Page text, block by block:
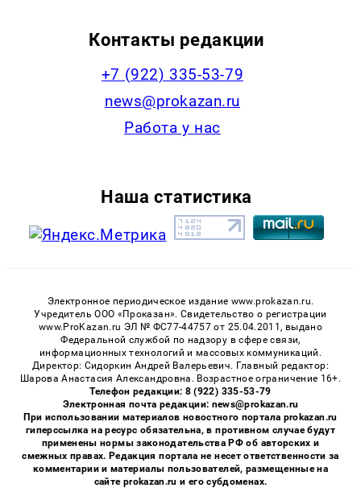
Контакты редакции
+7 (922) 335-53-79
news@prokazan.ru
Работа у нас
Наша статистика
Электронное периодическое издание www.prokazan.ru.
Учредитель ООО «Проказан». Cвидетельство о регистрации
www.ProKazan.ru ЭЛ № ФС77-44757 от 25.04.2011, выдано
Федеральной службой по надзору в сфере связи,
информационных технологий и массовых коммуникаций.
Директор: Сидоркин Андрей Валерьевич. Главный редактор:
Шарова Анастасия Александровна. Возрастное ограничение 16+.
Телефон редакции: 8 (922) 335-53-79
Электронная почта редакции: news@prokazan.ru
При использовании материалов новостного портала prokazan.ru
гиперссылка на ресурс обязательна, в противном случае будут
применены нормы законодательства РФ об авторских и
смежных правах. Редакция портала не несет ответственности за
комментарии и материалы пользователей, размещенные на
сайте prokazan.ru и его субдоменах.